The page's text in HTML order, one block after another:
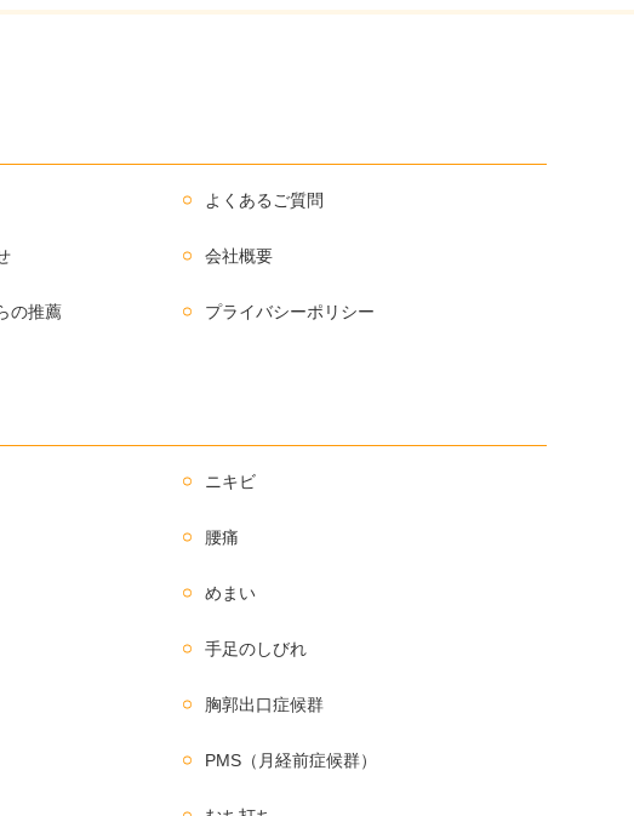
よくあるご質問
会社概要
の推薦 プライバシーポリシー
ニキビ
腰痛
めまい
手足のしびれ
胸郭出口症候群
PMS（月経前症候群）